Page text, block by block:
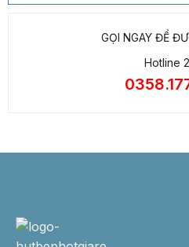
GỌI NGAY ĐỂ
Hotline